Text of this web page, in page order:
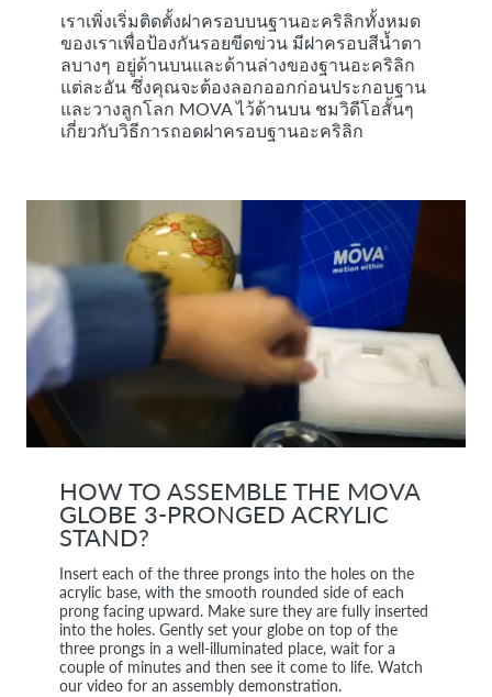
เราเพิ่งเริ่มติดตั้งฝาครอบบนฐานอะคริลิกทั้งหมด
ของเราเพื่อป้องกันรอยขีดข่วน มีฝาครอบสีน้ำตา
ลบางๆ อยู่ด้านบนและด้านล่างของฐานอะคริลิก
แต่ละอัน ซึ่งคุณจะต้องลอกออกก่อนประกอบฐาน
และวางลูกโลก MOVA ไว้ด้านบน ชมวิดีโอสั้นๆ
เกี่ยวกับวิธีการถอดฝาครอบฐานอะคริลิก
HOW TO ASSEMBLE THE MOVA
GLOBE 3-PRONGED ACRYLIC
STAND?
Insert each of the three prongs into the holes on the
acrylic base, with the smooth rounded side of each
prong facing upward. Make sure they are fully inserted
into the holes. Gently set your globe on top of the
three prongs in a well-illuminated place, wait for a
couple of minutes and then see it come to life. Watch
our video for an assembly demonstration.